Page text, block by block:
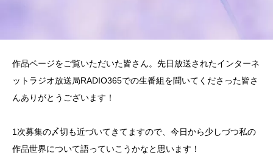
作品ページをご覧いただいた皆さん。先日放送されたインターネ
ットラジオ放送局RADIO365での生番組を聞いてくださった皆さ
んありがとうございます！
1次募集の〆切も近づいてきてますので、今日から少しづつ私の
作品世界について語っていこうかなと思います！